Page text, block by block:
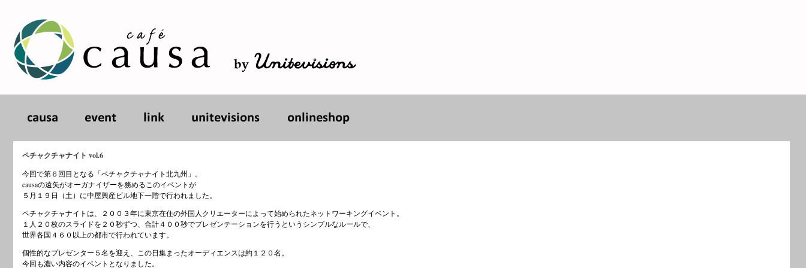
ペチャクチャナイト vol.6
今回で第６回目となる「ペチャクチャナイト北九州」。
causaの遠矢がオーガナイザーを務めるこのイベントが
５月１９日（土）に中屋興産ビル地下一階で行われました。
ペチャクチャナイトは、２００３年に東京在住の外国人クリエーターによって始められたネットワーキングイベント。
１人２０枚のスライドを２０秒ずつ、合計４００秒でプレゼンテーションを行うというシンプルなルールで、
世界各国４６０以上の都市で行われています。
個性的なプレゼンター５名を迎え、この日集まったオーディエンスは約１２０名。
今回も濃い内容のイベントとなりました。